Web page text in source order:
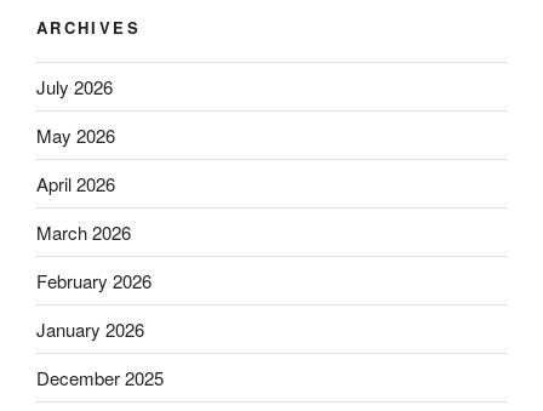
ARCHIVES
July 2026
May 2026
April 2026
March 2026
February 2026
January 2026
December 2025